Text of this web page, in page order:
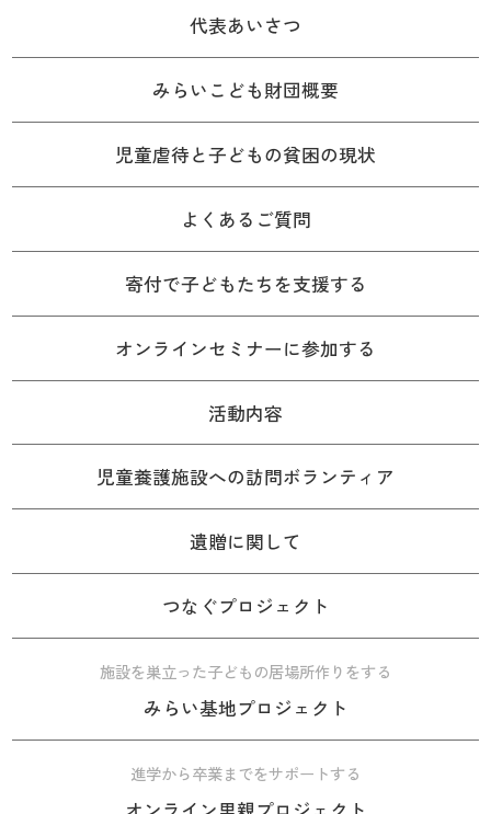
代表あいさつ
みらいこども財団概要
児童虐待と子どもの貧困の現状
よくあるご質問
寄付で子どもたちを支援する
オンラインセミナーに参加する
活動内容
児童養護施設への訪問ボランティア
遺贈に関して
つなぐプロジェクト
施設を巣立った子どもの居場所作りをする
みらい基地プロジェクト
進学から卒業までをサポートする